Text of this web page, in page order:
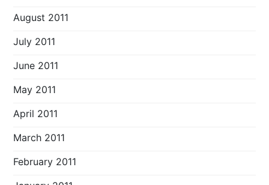
August 2011
July 2011
June 2011
May 2011
April 2011
March 2011
February 2011